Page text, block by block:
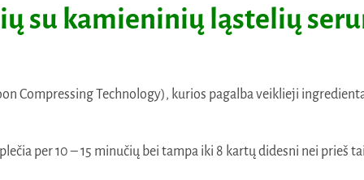
su kamieninių ląstelių
Compressing Technology), kurios pagalba veiklieji
per 10 – 15 minučių bei tampa iki 8 kartų didesni nei prieš